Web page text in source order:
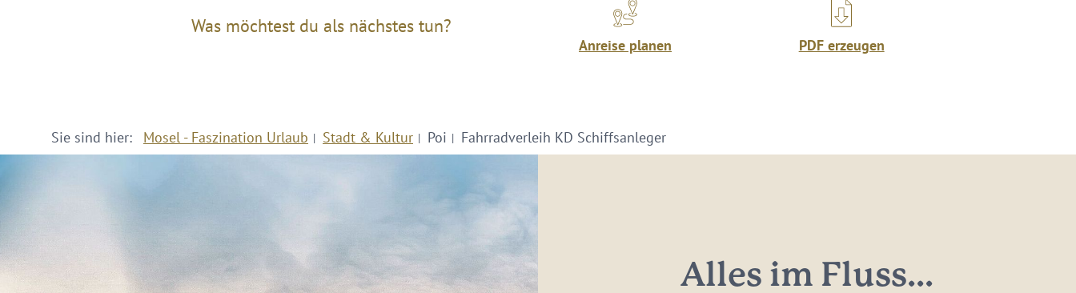
Was möchtest du als nächstes tun?
Anreise planen PDF erzeugen
Sie sind hier: Mosel - Faszination Urlaub Stadt & Kultur Poi Fahrradverleih KD Schiffsanleger
Alles im Fluss...